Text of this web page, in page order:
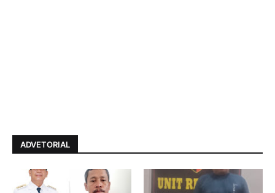
ADVETORIAL